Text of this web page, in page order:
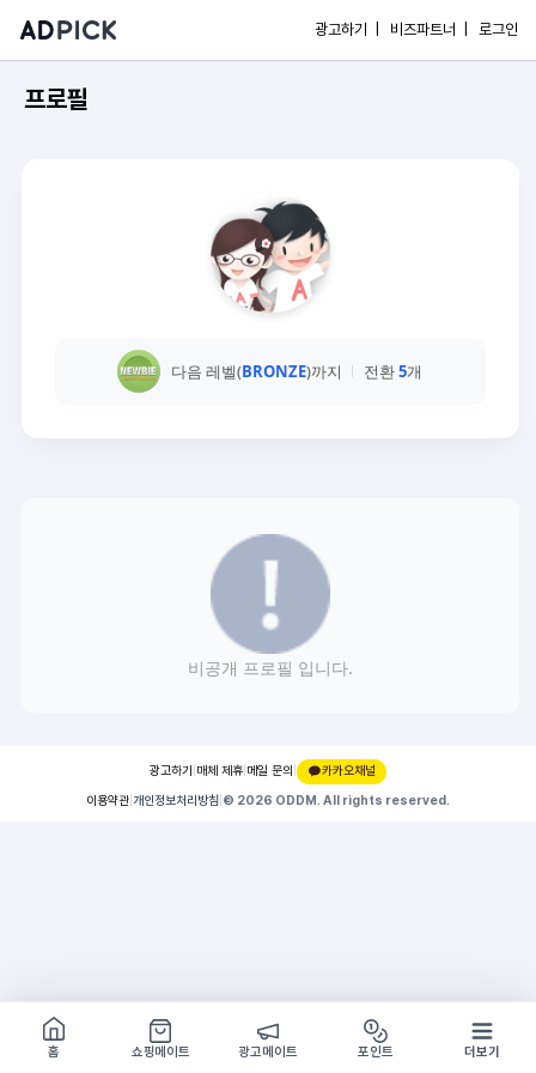
광고하기 | 비즈파트너 | 로그인
프로필
다음 레벨(BRONZE)까지 전환5개
비공개 프로필 입니다.
광고하기 매체 제휴 메일 문의 |
카카오채널
이용약관 개인정보처리방침 © 2026 ODDM. All rights reserved.
쇼핑몰 구경하기
방문시 1G
홈
쇼핑메이트 광고메이트 포인트 더보기